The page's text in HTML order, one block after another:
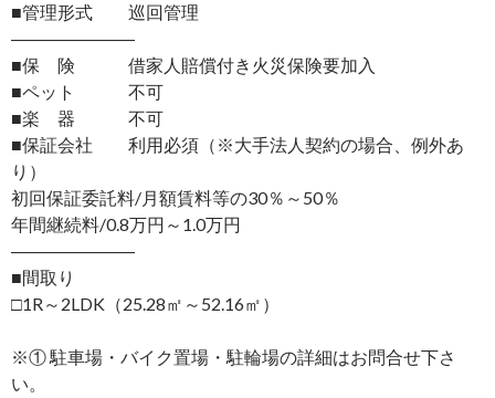
■管理形式 巡回管理
―――――――
■保 険 借家人賠償付き火災保険要加入
■ペット 不可
■楽 器 不可
■保証会社 利用必須（※大手法人契約の場合、例外あ
り）
初回保証委託料/月額賃料等の30％～50％
年間継続料/0.8万円～1.0万円
―――――――
■間取り
□1R～2LDK（25.28㎡～52.16㎡）
※① 駐車場・バイク置場・駐輪場の詳細はお問合せ下さ
い。